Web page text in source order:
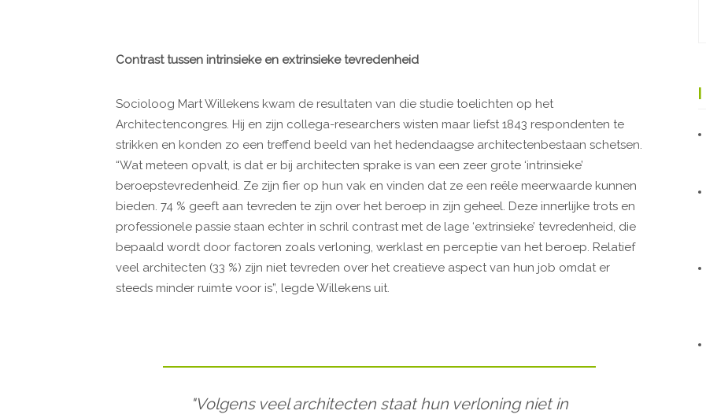
Contrast tussen intrinsieke en extrinsieke tevredenheid
Socioloog Mart Willekens kwam de resultaten van die studie toelichten op het
Architectencongres. Hij en zijn collega-researchers wisten maar liefst 1843 respondenten te
strikken en konden zo een treffend beeld van het hedendaagse architectenbestaan schetsen.
“Wat meteen opvalt, is dat er bij architecten sprake is van een zeer grote ‘intrinsieke’
beroepstevredenheid. Ze zijn fier op hun vak en vinden dat ze een reële meerwaarde kunnen
bieden. 74 % geeft aan tevreden te zijn over het beroep in zijn geheel. Deze innerlijke trots en
professionele passie staan echter in schril contrast met de lage ‘extrinsieke’ tevredenheid, die
bepaald wordt door factoren zoals verloning, werklast en perceptie van het beroep. Relatief
veel architecten (33 %) zijn niet tevreden over het creatieve aspect van hun job omdat er
steeds minder ruimte voor is”, legde Willekens uit.
"Volgens veel architecten staat hun verloning niet in